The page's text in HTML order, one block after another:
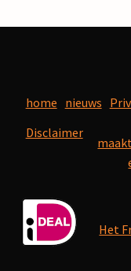
home nieuws
Disclaimer
Het